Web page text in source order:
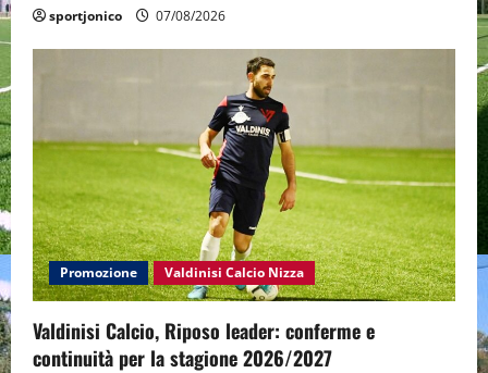
sportjonico 07/08/2026
Promozione Valdinisi Calcio Nizza
Valdinisi Calcio, Riposo leader: conferme e
continuità per la stagione 2026/2027